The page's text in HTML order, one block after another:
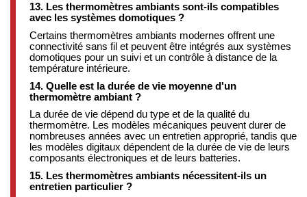
13. Les thermomètres ambiants sont-ils compatibles
avec les systèmes domotiques ?
Certains thermomètres ambiants modernes offrent une
connectivité sans fil et peuvent être intégrés aux systèmes
domotiques pour un suivi et un contrôle à distance de la
température intérieure.
14. Quelle est la durée de vie moyenne d'un
thermomètre ambiant ?
La durée de vie dépend du type et de la qualité du
thermomètre. Les modèles mécaniques peuvent durer de
nombreuses années avec un entretien approprié, tandis que
les modèles digitaux dépendent de la durée de vie de leurs
composants électroniques et de leurs batteries.
15. Les thermomètres ambiants nécessitent-ils un
entretien particulier ?